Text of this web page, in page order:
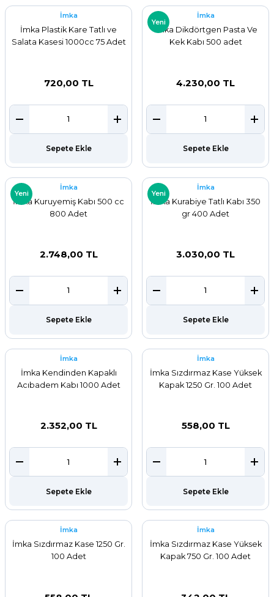
Kapları
İmka
İmka Plastik Kare Tatlı ve
Salata Kasesi 1000cc 75 Adet
720,00 TL
Sepete Ekle
Yeni
İmka
İmka Dikdörtgen Pasta Ve
Kek Kabı 500 adet
4.230,00 TL
Sepete Ekle
Yeni
İmka
İmka Kuruyemiş Kabı 500 cc
800 Adet
2.748,00 TL
Sepete Ekle
Yeni
İmka
İmka Kurabiye Tatlı Kabı 350
gr 400 Adet
3.030,00 TL
Sepete Ekle
İmka
İmka Kendinden Kapaklı
Acıbadem Kabı 1000 Adet
2.352,00 TL
Sepete Ekle
İmka
İmka Sızdırmaz Kase Yüksek
Kapak 1250 Gr. 100 Adet
558,00 TL
Sepete Ekle
İmka
İmka Sızdırmaz Kase 1250 Gr.
100 Adet
İmka
İmka Sızdırmaz Kase Yüksek
Kapak 750 Gr. 100 Adet